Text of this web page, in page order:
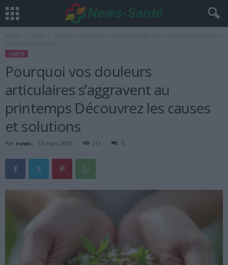
SANTÉ
Pourquoi vos douleurs
articulaires s’aggravent au
printemps Découvrez les causes
et solutions
Par news - 12 mars 2026 211 0